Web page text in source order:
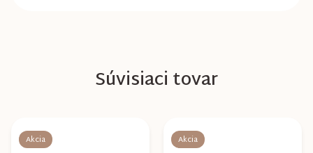
Súvisiaci tovar
Akcia Akcia